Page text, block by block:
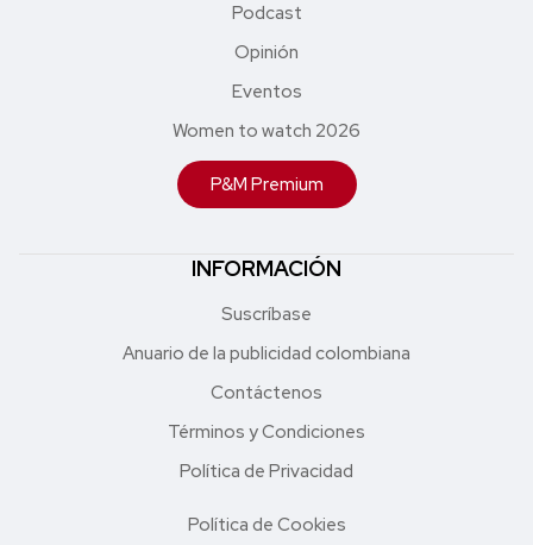
Podcast
Opinión
Eventos
Women to watch 2026
P&M Premium
INFORMACIÓN
Suscríbase
Anuario de la publicidad colombiana
Contáctenos
Términos y Condiciones
Política de Privacidad
Política de Cookies